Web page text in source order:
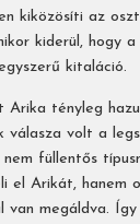
kiközösíti az
kiderül, hogy
kitaláció.
Arika tényleg
válasza volt a
füllentős
el Arikát, hanem
van megáldva. Így